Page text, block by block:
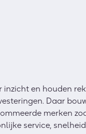
inzicht en houden
Daar
merken
service,